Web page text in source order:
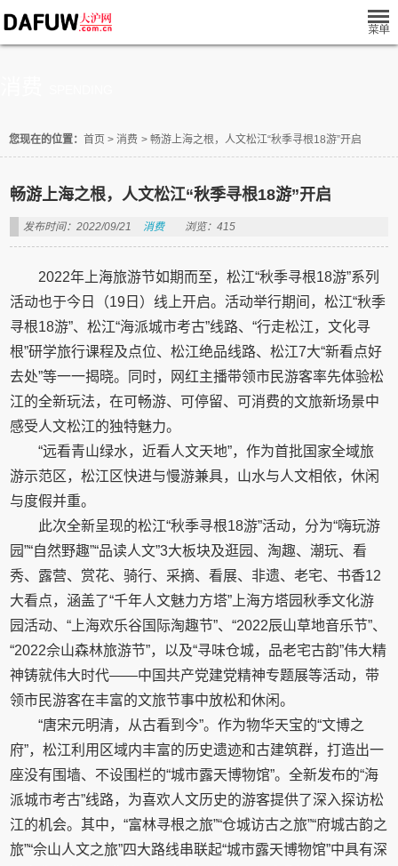
您现在的位置： 首页 > 消费 > 畅游上海之根，人文松江“秋季寻根18游”开启
畅游上海之根，人文松江“秋季寻根18游”开启
发布时间：2022/09/21 消费 浏览：415
2022年上海旅游节如期而至，松江“秋季寻根18游”系列
活动也于今日（19日）线上开启。活动举行期间，松江“秋季
寻根18游”、松江“海派城市考古”线路、“行走松江，文化寻
根”研学旅行课程及点位、松江绝品线路、松江7大“新看点好
去处”等一一揭晓。同时，网红主播带领市民游客率先体验松
江的全新玩法，在可畅游、可停留、可消费的文旅新场景中
感受人文松江的独特魅力。
“远看青山绿水，近看人文天地”，作为首批国家全域旅
游示范区，松江区快进与慢游兼具，山水与人文相依，休闲
与度假并重。
此次全新呈现的松江“秋季寻根18游”活动，分为“嗨玩游
园”“自然野趣”“品读人文”3大板块及逛园、淘趣、潮玩、看
秀、露营、赏花、骑行、采摘、看展、非遗、老宅、书香12
大看点，涵盖了“千年人文魅力方塔”上海方塔园秋季文化游
园活动、“上海欢乐谷国际淘趣节”、“2022辰山草地音乐节”、
“2022佘山森林旅游节”，以及“寻味仓城，品老宅古韵”伟大精
神铸就伟大时代——中国共产党建党精神专题展等活动，带
领市民游客在丰富的文旅节事中放松和休闲。
“唐宋元明清，从古看到今”。作为物华天宝的“文博之
府”，松江利用区域内丰富的历史遗迹和古建筑群，打造出一
座没有围墙、不设围栏的“城市露天博物馆”。全新发布的“海
派城市考古”线路，为喜欢人文历史的游客提供了深入探访松
江的机会。其中，“富林寻根之旅”“仓城访古之旅”“府城古韵之
旅”“佘山人文之旅”四大路线串联起“城市露天博物馆”中具有深